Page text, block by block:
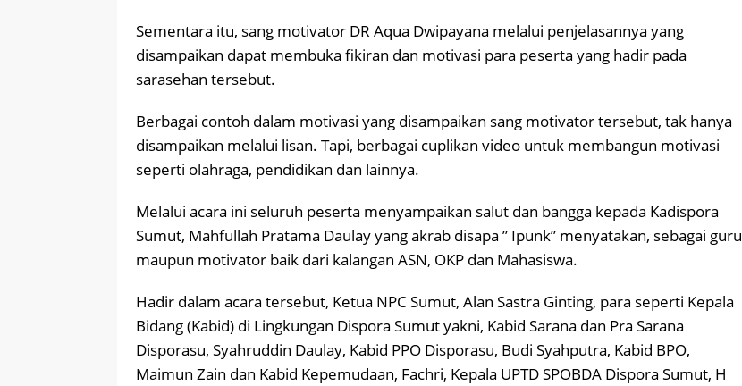
Sementara itu, sang motivator DR Aqua Dwipayana melalui penjelasannya yang
disampaikan dapat membuka fikiran dan motivasi para peserta yang hadir pada
sarasehan tersebut.
Berbagai contoh dalam motivasi yang disampaikan sang motivator tersebut, tak hanya
disampaikan melalui lisan. Tapi, berbagai cuplikan video untuk membangun motivasi
seperti olahraga, pendidikan dan lainnya.
Melalui acara ini seluruh peserta menyampaikan salut dan bangga kepada Kadispora
Sumut, Mahfullah Pratama Daulay yang akrab disapa ” Ipunk” menyatakan, sebagai guru
maupun motivator baik dari kalangan ASN, OKP dan Mahasiswa.
Hadir dalam acara tersebut, Ketua NPC Sumut, Alan Sastra Ginting, para seperti Kepala
Bidang (Kabid) di Lingkungan Dispora Sumut yakni, Kabid Sarana dan Pra Sarana
Disporasu, Syahruddin Daulay, Kabid PPO Disporasu, Budi Syahputra, Kabid BPO,
Maimun Zain dan Kabid Kepemudaan, Fachri, Kepala UPTD SPOBDA Dispora Sumut, H